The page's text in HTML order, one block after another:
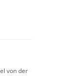
von der